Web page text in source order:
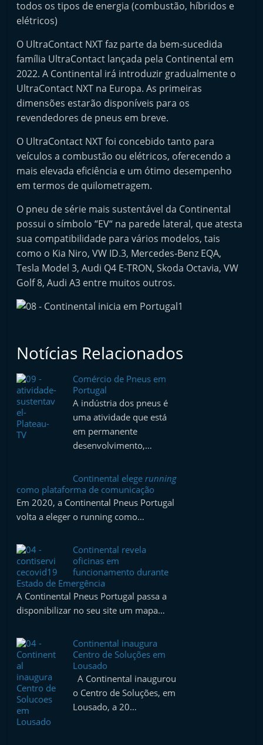
todos os tipos de energia (combustão, híbridos e
elétricos)
O UltraContact NXT faz parte da bem-sucedida
família UltraContact lançada pela Continental em
2022. A Continental irá introduzir gradualmente o
UltraContact NXT na Europa. As primeiras
dimensões estarão disponíveis para os
revendedores de pneus em breve.
O UltraContact NXT foi concebido tanto para
veículos a combustão ou elétricos, oferecendo a
mais elevada eficiência e um ótimo desempenho
em termos de quilometragem.
O pneu de série mais sustentável da Continental
possui o símbolo “EV“ na parede lateral, que atesta
sua compatibilidade para vários modelos, tais
como o Kia Niro, VW ID.3, Mercedes-Benz EQA,
Tesla Model 3, Audi Q4 E-TRON, Skoda Octavia, VW
Golf 8, Audi A3 entre muitos outros.
Notícias Relacionados
Comércio de Pneus em
Portugal
A indústria dos pneus é
uma atividade que está
em permanente
desenvolvimento,…
Continental elegerunning
como plataforma de comunicação
Em 2020, a Continental Pneus Portugal
volta a eleger o running como…
Continental revela
oficinas em
funcionamento durante
Estado de Emergência
A Continental Pneus Portugal passa a
disponibilizar no seu site um mapa…
Continental inaugura
Centro de Soluções em
Lousado
A Continental inaugurou
o Centro de Soluções, em
Lousado, a 20…